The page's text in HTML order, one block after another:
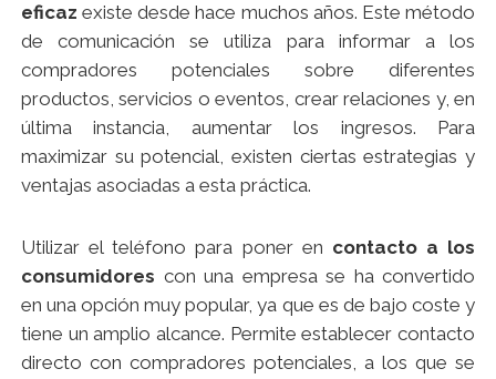
eficaz existe desde hace muchos años. Este método
de comunicación se utiliza para informar a los
compradores potenciales sobre diferentes
productos, servicios o eventos, crear relaciones y, en
última instancia, aumentar los ingresos. Para
maximizar su potencial, existen ciertas estrategias y
ventajas asociadas a esta práctica.
Utilizar el teléfono para poner en contacto a los
consumidores con una empresa se ha convertido
en una opción muy popular, ya que es de bajo coste y
tiene un amplio alcance. Permite establecer contacto
directo con compradores potenciales, a los que se